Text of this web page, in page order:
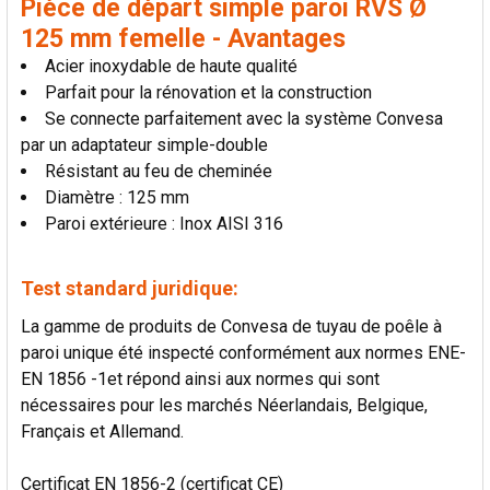
LA
SÉLECTION
AU PANIER
Pièce de départ simple paroi RVS Ø
125 mm femelle - Avantages
Acier inoxydable de haute qualité
Parfait pour la rénovation et la construction
Se connecte parfaitement avec la système Convesa
par un adaptateur simple-double
Résistant au feu de cheminée
Diamètre : 125 mm
Paroi extérieure : Inox AISI 316
Test standard juridique:
La gamme de produits de Convesa de tuyau de poêle à
paroi unique été inspecté conformément aux normes ENE-
EN 1856 -1et répond ainsi aux normes qui sont
nécessaires pour les marchés Néerlandais, Belgique,
Français et Allemand.
Certificat EN 1856-2 (certificat CE)